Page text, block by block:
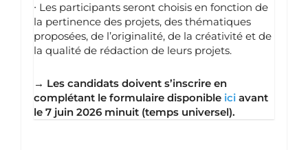
∙ Les participants seront choisis en fonction de
la pertinence des projets, des thématiques
proposées, de l’originalité, de la créativité et de
la qualité de rédaction de leurs projets.
→ Les candidats doivent s’inscrire en
complétant le formulaire disponible ici avant
le 7 juin 2026 minuit (temps universel).